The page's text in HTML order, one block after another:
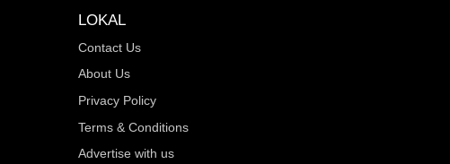
LOKAL
Contact Us
About Us
Privacy Policy
Terms & Conditions
Advertise with us